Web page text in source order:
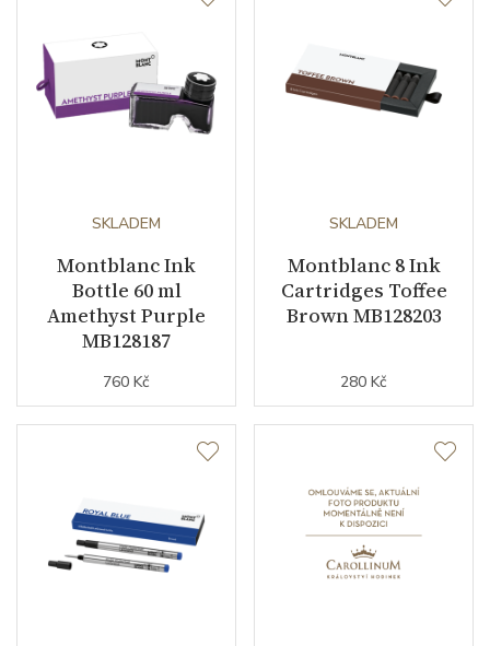
SKLADEM
Montblanc Ink
Bottle 60 ml
Amethyst Purple
MB128187
760 Kč
SKLADEM
Montblanc 8 Ink
Cartridges Toffee
Brown MB128203
280 Kč